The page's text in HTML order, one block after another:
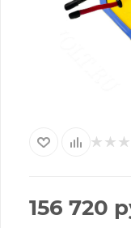
156 720